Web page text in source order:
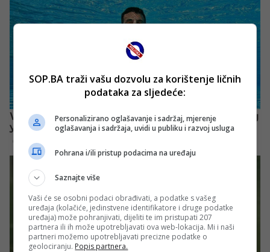
SOP.BA traži vašu dozvolu za korištenje ličnih
podataka za sljedeće:
Personalizirano oglašavanje i sadržaj, mjerenje
oglašavanja i sadržaja, uvidi u publiku i razvoj usluga
Pohrana i/ili pristup podacima na uređaju
Saznajte više
Vaši će se osobni podaci obrađivati, a podatke s vašeg
uređaja (kolačiće, jedinstvene identifikatore i druge podatke
uređaja) može pohranjivati, dijeliti te im pristupati 207
partnera ili ih može upotrebljavati ova web-lokacija. Mi i naši
partneri možemo upotrebljavati precizne podatke o
geolociranju. Popis partnera.